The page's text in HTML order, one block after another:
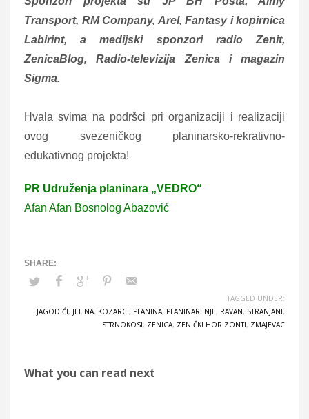
Transport, RM Company, Arel, Fantasy i kopirnica
Labirint, a medijski sponzori radio Zenit,
ZenicaBlog, Radio-televizija Zenica i magazin
Sigma.
Hvala svima na podršci pri organizaciji i realizaciji
ovog svezeničkog planinarsko-rekrativno-
edukativnog projekta!
PR Udruženja planinara „VEDRO“
Afan Afan Bosnolog Abazović
TAGGED UNDER:
JAGODIĆI, JELINA, KOZARCI, PLANINA, PLANINARENJE, RAVAN, STRANJANI,
STRNOKOSI, ZENICA, ZENIČKI HORIZONTI, ZMAJEVAC
What you can read next